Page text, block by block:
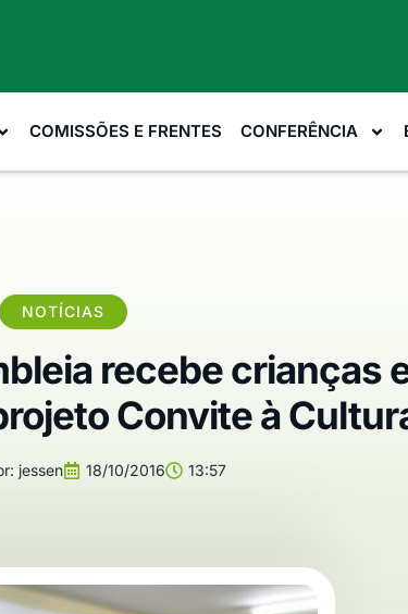
COMISSÕES E FRENTES CONFERÊNCIA
NOTÍCIAS
recebe crianças
Convite à
jessen 18/10/2016 13:57